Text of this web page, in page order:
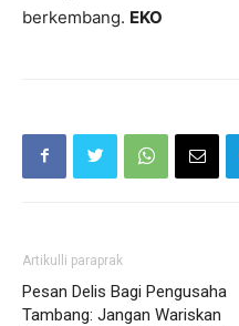
berkembang. EKO
Artikulli paraprak
Pesan Delis Bagi Pengusaha
Tambang: Jangan Wariskan